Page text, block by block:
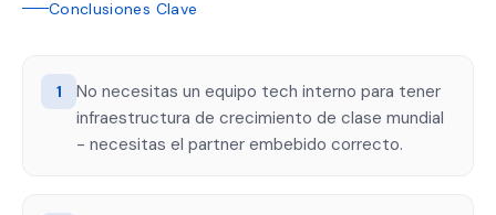
Conclusiones Clave
1
No necesitas un equipo tech interno para tener
infraestructura de crecimiento de clase mundial
- necesitas el partner embebido correcto.